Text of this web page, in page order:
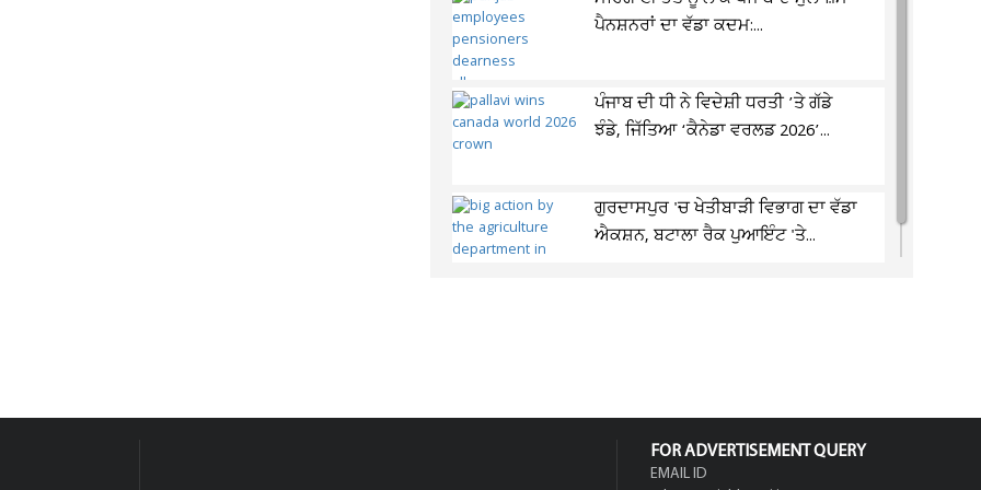
ਪੈਨਸ਼ਨਰਾਂ ਦਾ ਵੱਡਾ ਕਦਮ:...
ਪੰਜਾਬ ਦੀ ਧੀ ਨੇ ਵਿਦੇਸ਼ੀ ਧਰਤੀ ’ਤੇ ਗੱਡੇ
ਝੰਡੇ, ਜਿੱਤਿਆ ‘ਕੈਨੇਡਾ ਵਰਲਡ 2026’...
ਗੁਰਦਾਸਪੁਰ 'ਚ ਖੇਤੀਬਾੜੀ ਵਿਭਾਗ ਦਾ ਵੱਡਾ
ਐਕਸ਼ਨ, ਬਟਾਲਾ ਰੈਕ ਪੁਆਇੰਟ 'ਤੇ...
FOR ADVERTISEMENT QUERY
EMAIL ID